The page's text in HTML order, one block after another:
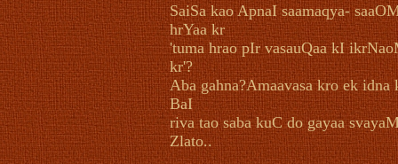
SaiSa kao ApnaI saamaqya-
hrYaa kr
'tuma hrao pIr vasauQaa kI
kr'?
Aba gahna?Amaavasa kro ek idna
BaI
riva tao saba kuC do gayaa
Zlato..